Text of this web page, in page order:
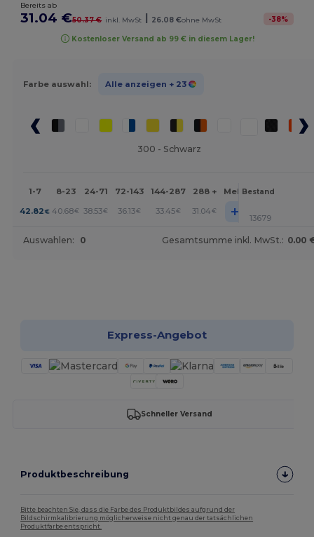
Bereits ab
31.04 €50.37 € inkl. MwSt | 26.08 €ohne MwSt -38%
Kostenloser Versand ab 99 € in diesem Lager!
Farbe auswahl: Alle anzeigen + 23
300 - Schwarz
1-7 8-23 24-71 72-143 144-287 288 + MehrBestand
42.82 € 40.68€ 38.53€ 36.13€ 33.45€ 31.04 € + 13679
Auswahlen: 0 Gesamtsumme inkl. MwSt.: 0.00
Express-Angebot
Schneller Versand
Produktbeschreibung
Bitte beachten Sie, dass die Farbe des Produktbildes aufgrund der
Bildschirmkalibrierung möglicherweise nicht genau der tatsächlichen
Produktfarbe entspricht.